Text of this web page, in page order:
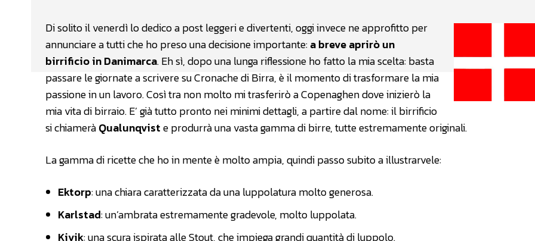
Di solito il venerdì lo dedico a post leggeri e divertenti, oggi invece ne approfitto per
annunciare a tutti che ho preso una decisione importante:a breve aprirò un
birrificio in Danimarca. Eh sì, dopo una lunga riflessione ho fatto la mia scelta: basta
passare le giornate a scrivere su Cronache di Birra, è il momento di trasformare la mia
passione in un lavoro. Così tra non molto mi trasferirò a Copenaghen dove inizierò la
mia vita di birraio. E’ già tutto pronto nei minimi dettagli, a partire dal nome: il birrificio
si chiameràQualunqviste produrrà una vasta gamma di birre, tutte estremamente originali.
La gamma di ricette che ho in mente è molto ampia, quindi passo subito a illustrarvele:
Ektorp: una chiara caratterizzata da una luppolatura molto generosa.
Karlstad: un’ambrata estremamente gradevole, molto luppolata.
Kivik: una scura ispirata alle Stout, che impiega grandi quantità di luppolo.